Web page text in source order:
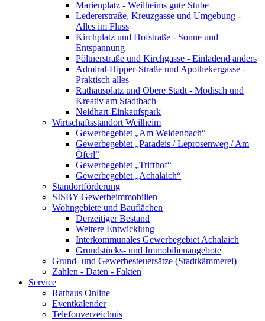
Marienplatz - Weilheims gute Stube
Ledererstraße, Kreuzgasse und Umgebung -
Alles im Fluss
Kirchplatz und Hofstraße - Sonne und
Entspannung
Pöltnerstraße und Kirchgasse - Einladend anders
Admiral-Hipper-Straße und Apothekergasse -
Praktisch alles
Rathausplatz und Obere Stadt - Modisch und
Kreativ am Stadtbach
Neidhart-Einkaufspark
Wirtschaftsstandort Weilheim
Gewerbegebiet „Am Weidenbach“
Gewerbegebiet „Paradeis / Leprosenweg / Am
Öferl“
Gewerbegebiet „Trifthof“
Gewerbegebiet „Achalaich“
Standortförderung
SISBY Gewerbeimmobilien
Wohngebiete und Bauflächen
Derzeitiger Bestand
Weitere Entwicklung
Interkommunales Gewerbegebiet Achalaich
Grundstücks- und Immobilienangebote
Grund- und Gewerbesteuersätze (Stadtkämmerei)
Zahlen - Daten - Fakten
Service
Rathaus Online
Eventkalender
Telefonverzeichnis